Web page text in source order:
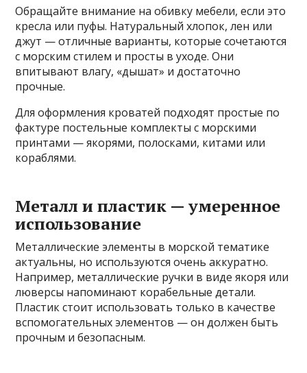
Обращайте внимание на обивку мебели, если это
кресла или пуфы. Натуральный хлопок, лен или
джут — отличные варианты, которые сочетаются
с морским стилем и просты в уходе. Они
впитывают влагу, «дышат» и достаточно
прочные.
Для оформления кроватей подходят простые по
фактуре постельные комплекты с морскими
принтами — якорями, полосками, китами или
кораблями.
Металл и пластик — умеренное
использование
Металлические элементы в морской тематике
актуальны, но используются очень аккуратно.
Например, металлические ручки в виде якоря или
люверсы напоминают корабельные детали.
Пластик стоит использовать только в качестве
вспомогательных элементов — он должен быть
прочным и безопасным.